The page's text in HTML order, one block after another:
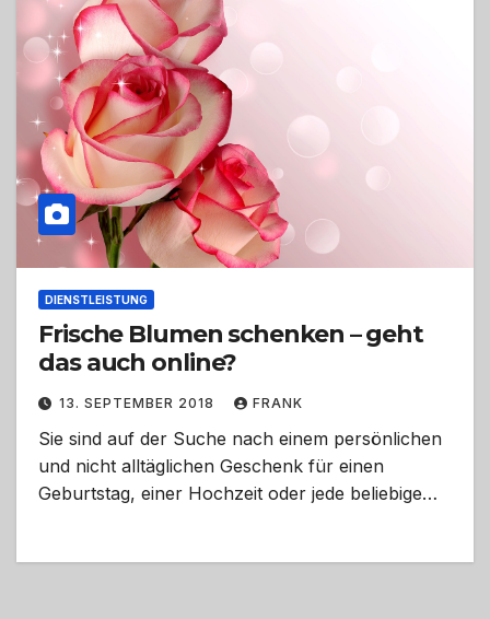
DIENSTLEISTUNG
Frische Blumen schenken – geht
das auch online?
13. SEPTEMBER 2018 FRANK
Sie sind auf der Suche nach einem persönlichen
und nicht alltäglichen Geschenk für einen
Geburtstag, einer Hochzeit oder jede beliebige…